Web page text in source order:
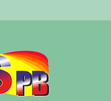
no agreste paraibano